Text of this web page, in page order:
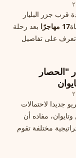
قرب جزر البليار
17 مهاجرًا
بعد رحلة
على تفاصيل
"الحصار
جديدا لاحتمالات
مفاده أن
مختلفة تقوم